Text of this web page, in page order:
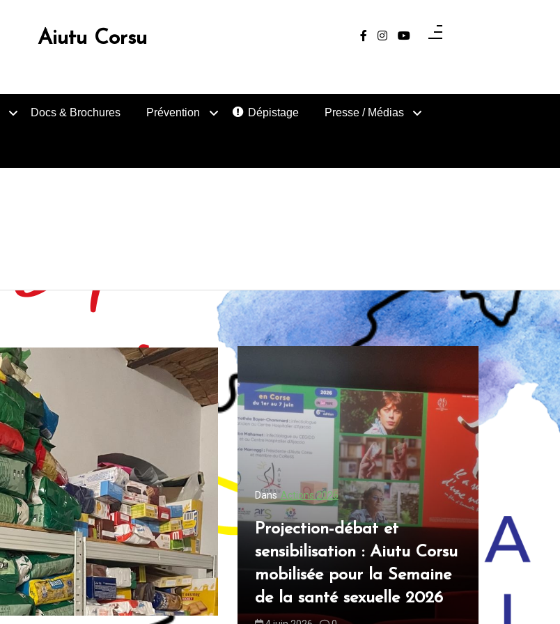
Aiutu Corsu
Docs & Brochures Prévention Dépistage Presse / Médias
Dans Actions 2026
Aiutu Corsu participe à une
table ronde sur la santé
sexuelle sur Frequenza
Nostra
Dans Actions 2026
Projection-débat et
sensibilisation : Aiutu Corsu
mobilisée pour la Semaine
de la santé sexuelle 2026
Aiutu
table
Nostra